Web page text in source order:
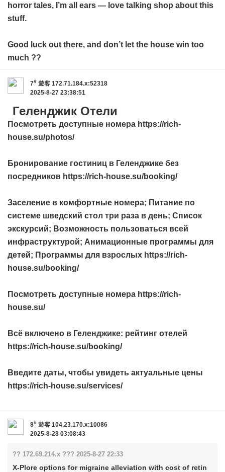
horror tales, I’m all ears — love talking shop about this
stuff.
Good luck out there, and don’t let the house win too
much ??
7# 遊客 172.71.184.x:52318
2025-8-27 23:38:51
Геленджик Отели
Посмотреть доступные номера https://rich-
house.su/photos/
Бронирование гостиниц в Геленджике без
посредников https://rich-house.su/booking/
Заселение в комфортные номера; Питание по
системе шведский стол три раза в день; Список
экскурсий; Возможность пользоваться всей
инфраструктурой; Анимационные программы для
детей; Программы для взрослых https://rich-
house.su/booking/
Посмотреть доступные номера https://rich-
house.su/
Всё включено в Геленджике: рейтинг отелей
https://rich-house.su/booking/
Введите даты, чтобы увидеть актуальные цены
https://rich-house.su/services/
8# 遊客 104.23.170.x:10086
2025-8-28 03:08:43
?? 172.69.214.x ??? 2025-8-27 22:33
X-Plore options for migraine alleviation with cost of retin